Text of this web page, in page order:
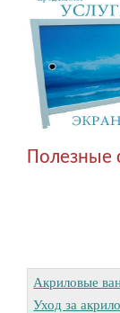
Полезные
Акриловые
Уход за